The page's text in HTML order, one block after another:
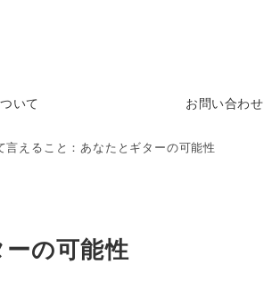
いて お問い合わせ
言えること：あなたとギターの可能性
の可能性